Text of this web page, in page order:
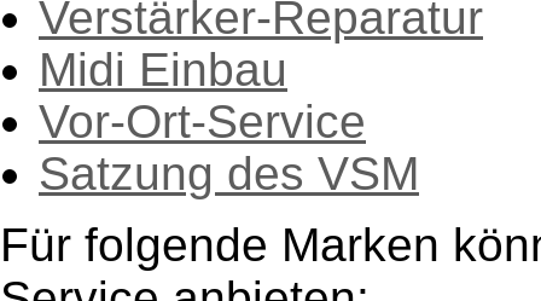
Verstärker-Reparatur
Midi Einbau
Vor-Ort-Service
Satzung des VSM
Für folgende Marken